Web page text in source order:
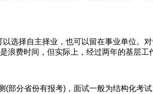
选择自主择业，也可以留在事业单位。
浪费时间，但实际上，经过两年的基层工
部分省份有报考)，面试一般为结构化考